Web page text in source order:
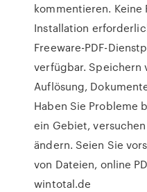
kommentieren.
Installation
Freeware-PDF-
verfügbar. Speichern
Auflösung,
Haben Sie Probleme
ein Gebiet,
ändern. Seien Sie
von Dateien, online
wintotal.de